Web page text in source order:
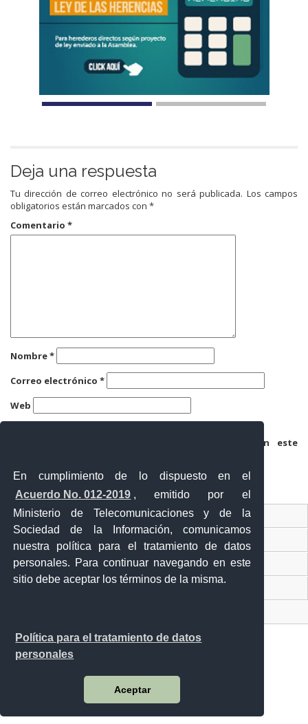
En cumplimiento de lo dispuesto en el
Acuerdo No. 012-2019 , emitido por el
Ministerio de Telecomunicaciones y de la
Sociedad de la Información, comunicamos
nuestra política para el tratamiento de datos
personales. Para continuar navegando en este
sitio debe aceptar los términos de la misma.
Política para el tratamiento de datos
personales
Aceptar
Deja una respuesta
Tu dirección de correo electrónico no será publicada. Los campos
obligatorios están marcados con *
Comentario *
Nombre*
Correo electrónico *
Web
Guarda mi nombre, correo electrónico y web en este
Ventanilla Única Virtual
Ventanilla Única de Comercio Exterior
Gobierno Abierto
Malecón y Aguirre
Guayaquil - Ecuador